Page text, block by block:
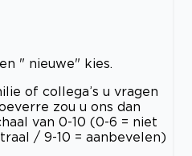
" nieuwe" kies.
of collega’s u vragen
zou u ons dan
van 0-10 (0-6 = niet
/ 9-10 = aanbevelen)